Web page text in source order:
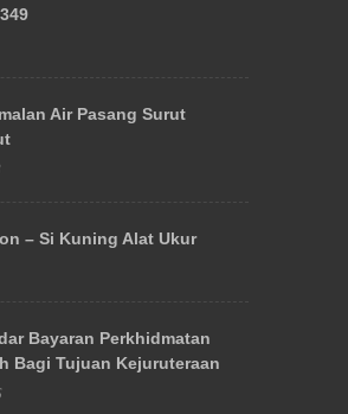
Air Pasang Surut
– Si Kuning Alat Ukur
Bayaran Perkhidmatan
Bagi Tujuan Kejuruteraan